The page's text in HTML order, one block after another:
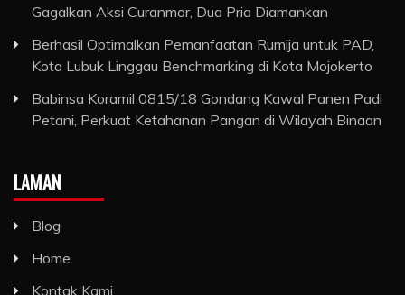
Gagalkan Aksi Curanmor, Dua Pria Diamankan
Berhasil Optimalkan Pemanfaatan Rumija untuk PAD,
Kota Lubuk Linggau Benchmarking di Kota Mojokerto
Babinsa Koramil 0815/18 Gondang Kawal Panen Padi
Petani, Perkuat Ketahanan Pangan di Wilayah Binaan
LAMAN
Blog
Home
Kontak Kami